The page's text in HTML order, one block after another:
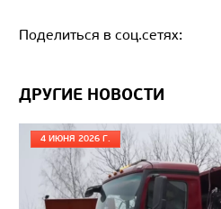
Производитель
Экологический класс
Грузоподъемность, кг
Поделиться в соц.сетях:
ДРУГИЕ НОВОСТИ
4 ИЮНЯ 2026 Г.